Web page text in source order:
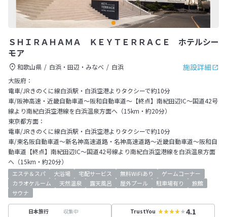
ＳＨＩＲＡＨＡＭＡ ＫＥＹＴＥＲＲＡＣＥ ホテルシー
モア
施設詳細
和歌山県 白浜・田辺・みなべ
白浜
大阪府：
電車/JRきのくに線白浜駅・白浜空港よりタクシーで約10分
車/阪神高速・近畿自動車道～阪和自動車道～【終点】南紀田辺IC～国道42号
線より南紀白浜空港線を白浜温泉方面へ（15km・約20分）
東京都方面：
電車/JRきのくに線白浜駅・白浜空港よりタクシーで約10分
車/東名阪自動車道～新名神高速道路・名神高速道路～近畿自動車道～阪和自
動車道【終点】南紀田辺IC～国道42号線より南紀白浜空港線を白浜温泉方面
へ（15km・約20分）
エステ＆スパ 大浴場 宅配サービス 無料WiFiあり
ゲームコーナー
カラオケルーム
天然温泉 露天風呂 屋外プール 駐車場有り
旅館
サウナ
日本旅行 収集中 TrustYou 4.1